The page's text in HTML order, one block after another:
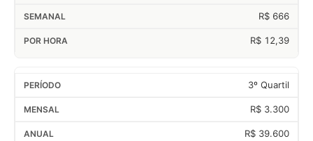
R$ 666
R$ 12,39
3º Quartil
R$ 3.300
R$ 39.600